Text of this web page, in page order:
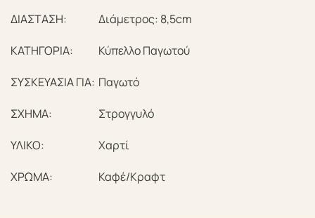
ΔΙΑΣΤΑΣΗ: Διάμετρος: 8,5cm
ΚΑΤΗΓΟΡΙΑ: Κύπελλο Παγωτού
ΣΥΣΚΕΥΑΣΙΑ ΓΙΑ: Παγωτό
ΣΧΗΜΑ: Στρογγυλό
ΥΛΙΚΟ: Χαρτί
ΧΡΩΜΑ: Καφέ/Κραφτ